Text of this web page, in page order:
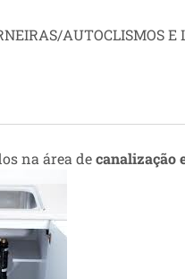
AUTOCLISMOS E
na área decanalização